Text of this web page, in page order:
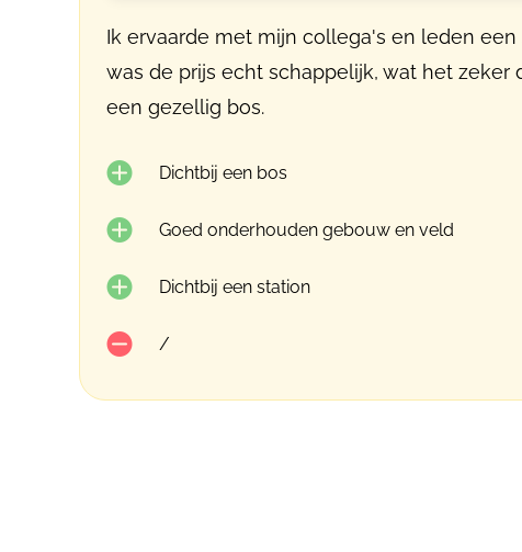
Ik ervaarde met mijn collega's en leden
was de prijs echt schappelijk, wat het
een gezellig bos.
Dichtbij een bos
Goed onderhouden gebouw en veld
Dichtbij een station
/